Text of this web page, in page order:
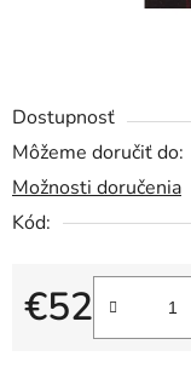
Dostupnosť
Môžeme doručiť do:
Možnosti doručenia
Kód:
€52
Jednotková cena: